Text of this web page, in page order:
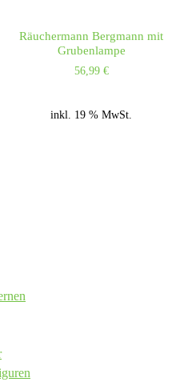
Räuchermann Bergmann mit
Grubenlampe
56,99 €
inkl. 19 % MwSt.